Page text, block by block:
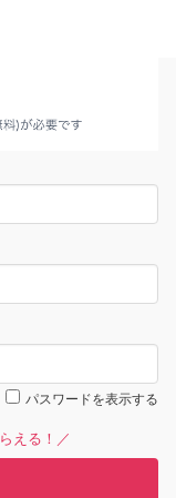
パスワードを表示する
える！／